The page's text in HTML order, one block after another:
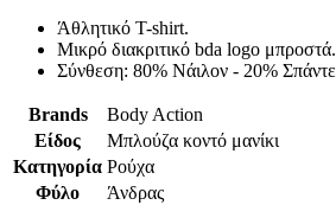
Άθλητικό T-shirt.
Μικρό διακριτικό bda logo μπροστά.
Σύνθεση: 80% Νάιλον - 20%
Brands
Body Action
Είδος
Μπλούζα κοντό μανίκι
Κατηγορία Ρούχα
Φύλο
Άνδρας